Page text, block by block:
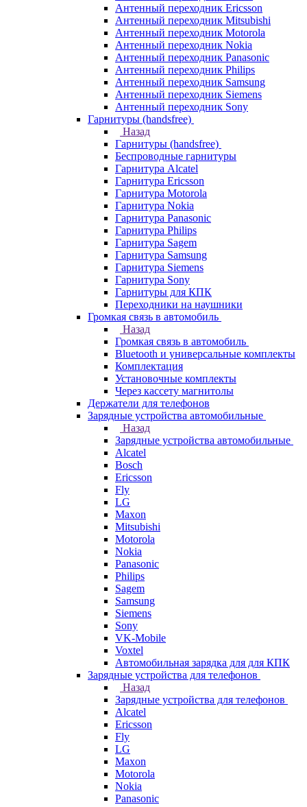
Антенный переходник Ericsson
Антенный переходник Mitsubishi
Антенный переходник Motorola
Антенный переходник Nokia
Антенный переходник Panasonic
Антенный переходник Philips
Антенный переходник Samsung
Антенный переходник Siemens
Антенный переходник Sony
Гарнитуры (handsfree)
Назад
Гарнитуры (handsfree)
Беспроводные гарнитуры
Гарнитура Alcatel
Гарнитура Ericsson
Гарнитура Motorola
Гарнитура Nokia
Гарнитура Panasonic
Гарнитура Philips
Гарнитура Sagem
Гарнитура Samsung
Гарнитура Siemens
Гарнитура Sony
Гарнитуры для КПК
Переходники на наушники
Громкая связь в автомобиль
Назад
Громкая связь в автомобиль
Bluetooth и универсальные комплекты
Комплектация
Установочные комплекты
Через кассету магнитолы
Держатели для телефонов
Зарядные устройства автомобильные
Назад
Зарядные устройства автомобильные
Alcatel
Bosch
Ericsson
Fly
LG
Maxon
Mitsubishi
Motorola
Nokia
Panasonic
Philips
Sagem
Samsung
Siemens
Sony
VK-Mobile
Voxtel
Автомобильная зарядка для для КПК
Зарядные устройства для телефонов
Назад
Зарядные устройства для телефонов
Alcatel
Ericsson
Fly
LG
Maxon
Motorola
Nokia
Panasonic